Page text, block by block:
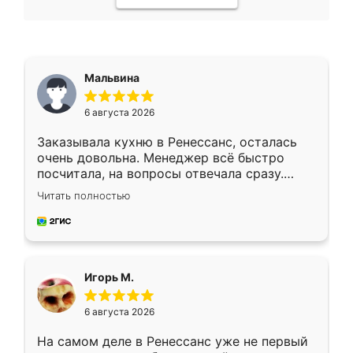
Мальвина
6 августа 2026
Заказывала кухню в Ренессанс, осталась
очень довольна. Менеджер всё быстро
посчитала, на вопросы отвечала сразу.
Замерщик приехал в субботу, подошёл к
делу со всей ответственностью. Собрали
за день, ребята работали аккуратно, даже
Читать полностью
Игорь М.
6 августа 2026
На самом деле в Ренессанс уже не первый